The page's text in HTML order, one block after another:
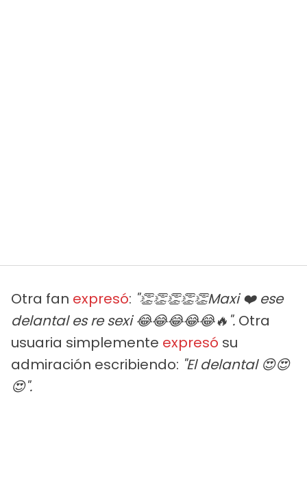
Otra fan expresó: "👏👏👏👏👏Maxi ❤️ ese
delantal es re sexi 😂😂😂😂😂🔥". Otra
usuaria simplemente expresó su
admiración escribiendo: "El delantal 😍😍
😍".